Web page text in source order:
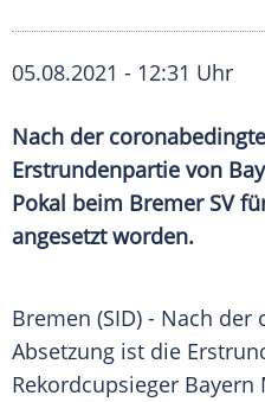
05.08.2021 - 12:31 Uhr
Nach der
Erstrundenpartie von
Pokal beim Bremer SV
angesetzt worden.
Bremen (SID) - Nach
Absetzung ist die
Rekordcupsieger Bayern